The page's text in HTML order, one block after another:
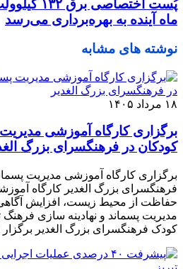
پُست
ماه آینده به بهره‌برداری می‌رسد
نوشته های مشابه
۱۸ مرداد ۱۴۰۵
برگزاری کارگاه آموزشی
کودکان در فرهنگسرای بزرگ
برگزاری کارگاه آموزشی مدیریت
فرهنگسرای بزرگ الغدیر کارگاه
حفاظت از محیط زیست، افزایش آگاهی
مدیریت پسماند و نهادینه‌ سازی فرهنگ
کودک فرهنگسرای بزرگ الغدیر